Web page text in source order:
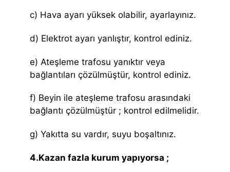
c) Hava ayarı yüksek olabilir, ayarlayınız.
d) Elektrot ayarı yanlıştır, kontrol ediniz.
e) Ateşleme trafosu yanıktır veya
bağlantıları çözülmüştür, kontrol ediniz.
f) Beyin ile ateşleme trafosu arasındaki
bağlantı çözülmüştür ; kontrol edilmelidir.
g) Yakıtta su vardır, suyu boşaltınız.
4.Kazan fazla kurum yapıyorsa ;